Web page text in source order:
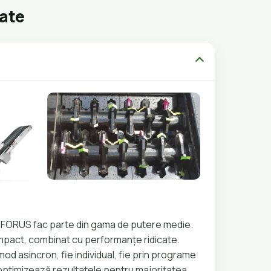
fac parte din gama de putere medie.
combinat cu performanțe ridicate.
asincron, fie individual, fie prin programe